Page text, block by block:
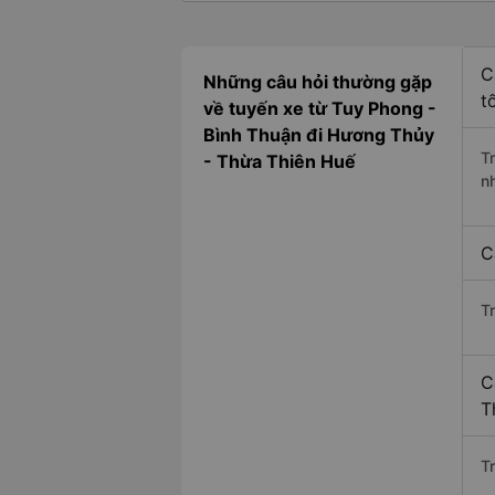
Những câu hỏi thường gặp
về tuyến xe từ Tuy Phong -
Bình Thuận đi Hương Thủy
- Thừa Thiên Huế